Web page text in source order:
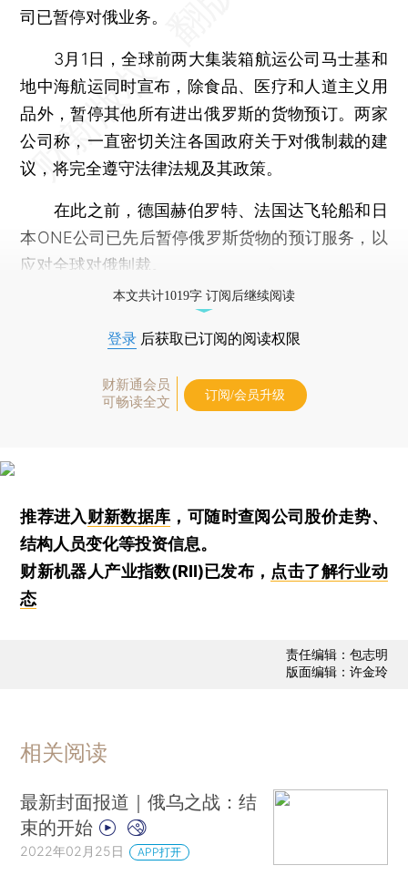
司已暂停对俄业务。
3月1日，全球前两大集装箱航运公司马士基和
地中海航运同时宣布，除食品、医疗和人道主义用
品外，暂停其他所有进出俄罗斯的货物预订。两家
公司称，一直密切关注各国政府关于对俄制裁的建
议，将完全遵守法律法规及其政策。
在此之前，德国赫伯罗特、法国达飞轮船和日
本ONE公司已先后暂停俄罗斯货物的预订服务，以
应对全球对俄制裁。
本文共计1019字 订阅后继续阅读
登录 后获取已订阅的阅读权限
财新通会员
可畅读全文
订阅/会员升级
推荐进入财新数据库 ，可随时查阅公司股价走势、
结构人员变化等投资信息。
财新机器人产业指数(RII)已发布， 点击了解行业动
态
责任编辑：包志明
版面编辑：许金玲
相关阅读
最新封面报道｜俄乌之战：结
束的开始
2022年02月25日 APP打开